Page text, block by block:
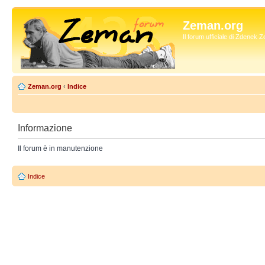
Zeman.org
Il forum ufficiale di Zdenek
Zeman.org ‹ Indice
Informazione
Il forum è in manutenzione
Indice